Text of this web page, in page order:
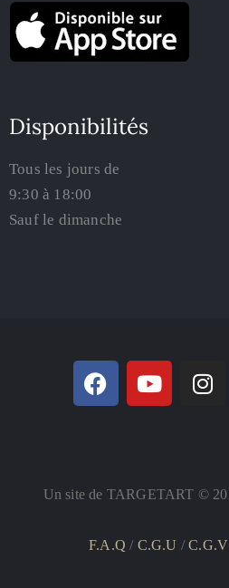
Disponibilités
Tous les jours de
9:30 à 18:00
Sauf le dimanche
Un site de TARGETART ©
F.A.Q / C.G.U /